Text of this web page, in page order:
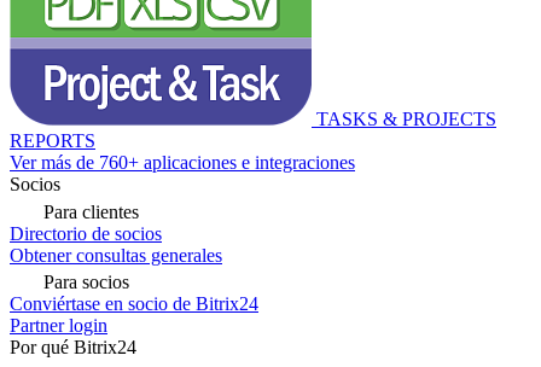
TASKS & PROJECTS
REPORTS
Ver más de 760+ aplicaciones e integraciones
Socios
Para clientes
Directorio de socios
Obtener consultas generales
Para socios
Conviértase en socio de Bitrix24
Partner login
Por qué Bitrix24